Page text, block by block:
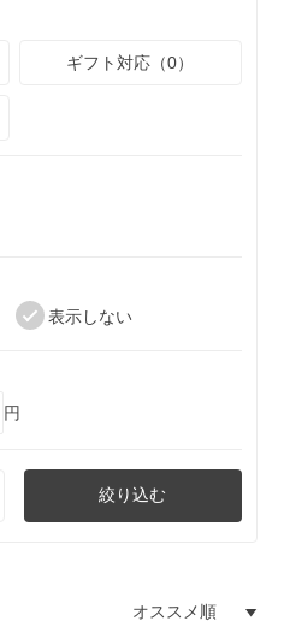
ギフト対応（0）
表示しない
円
絞り込む